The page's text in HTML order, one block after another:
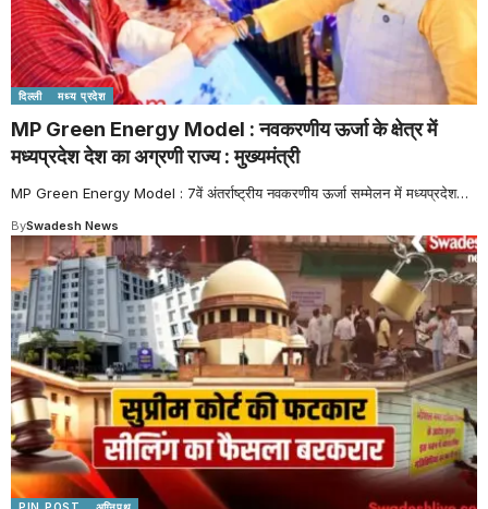
दिल्ली मध्य प्रदेश
MP Green Energy Model : नवकरणीय ऊर्जा के क्षेत्र में
मध्यप्रदेश देश का अग्रणी राज्य : मुख्यमंत्री
MP Green Energy Model : 7वें अंतर्राष्ट्रीय नवकरणीय ऊर्जा सम्मेलन में मध्यप्रदेश…
BySwadesh News